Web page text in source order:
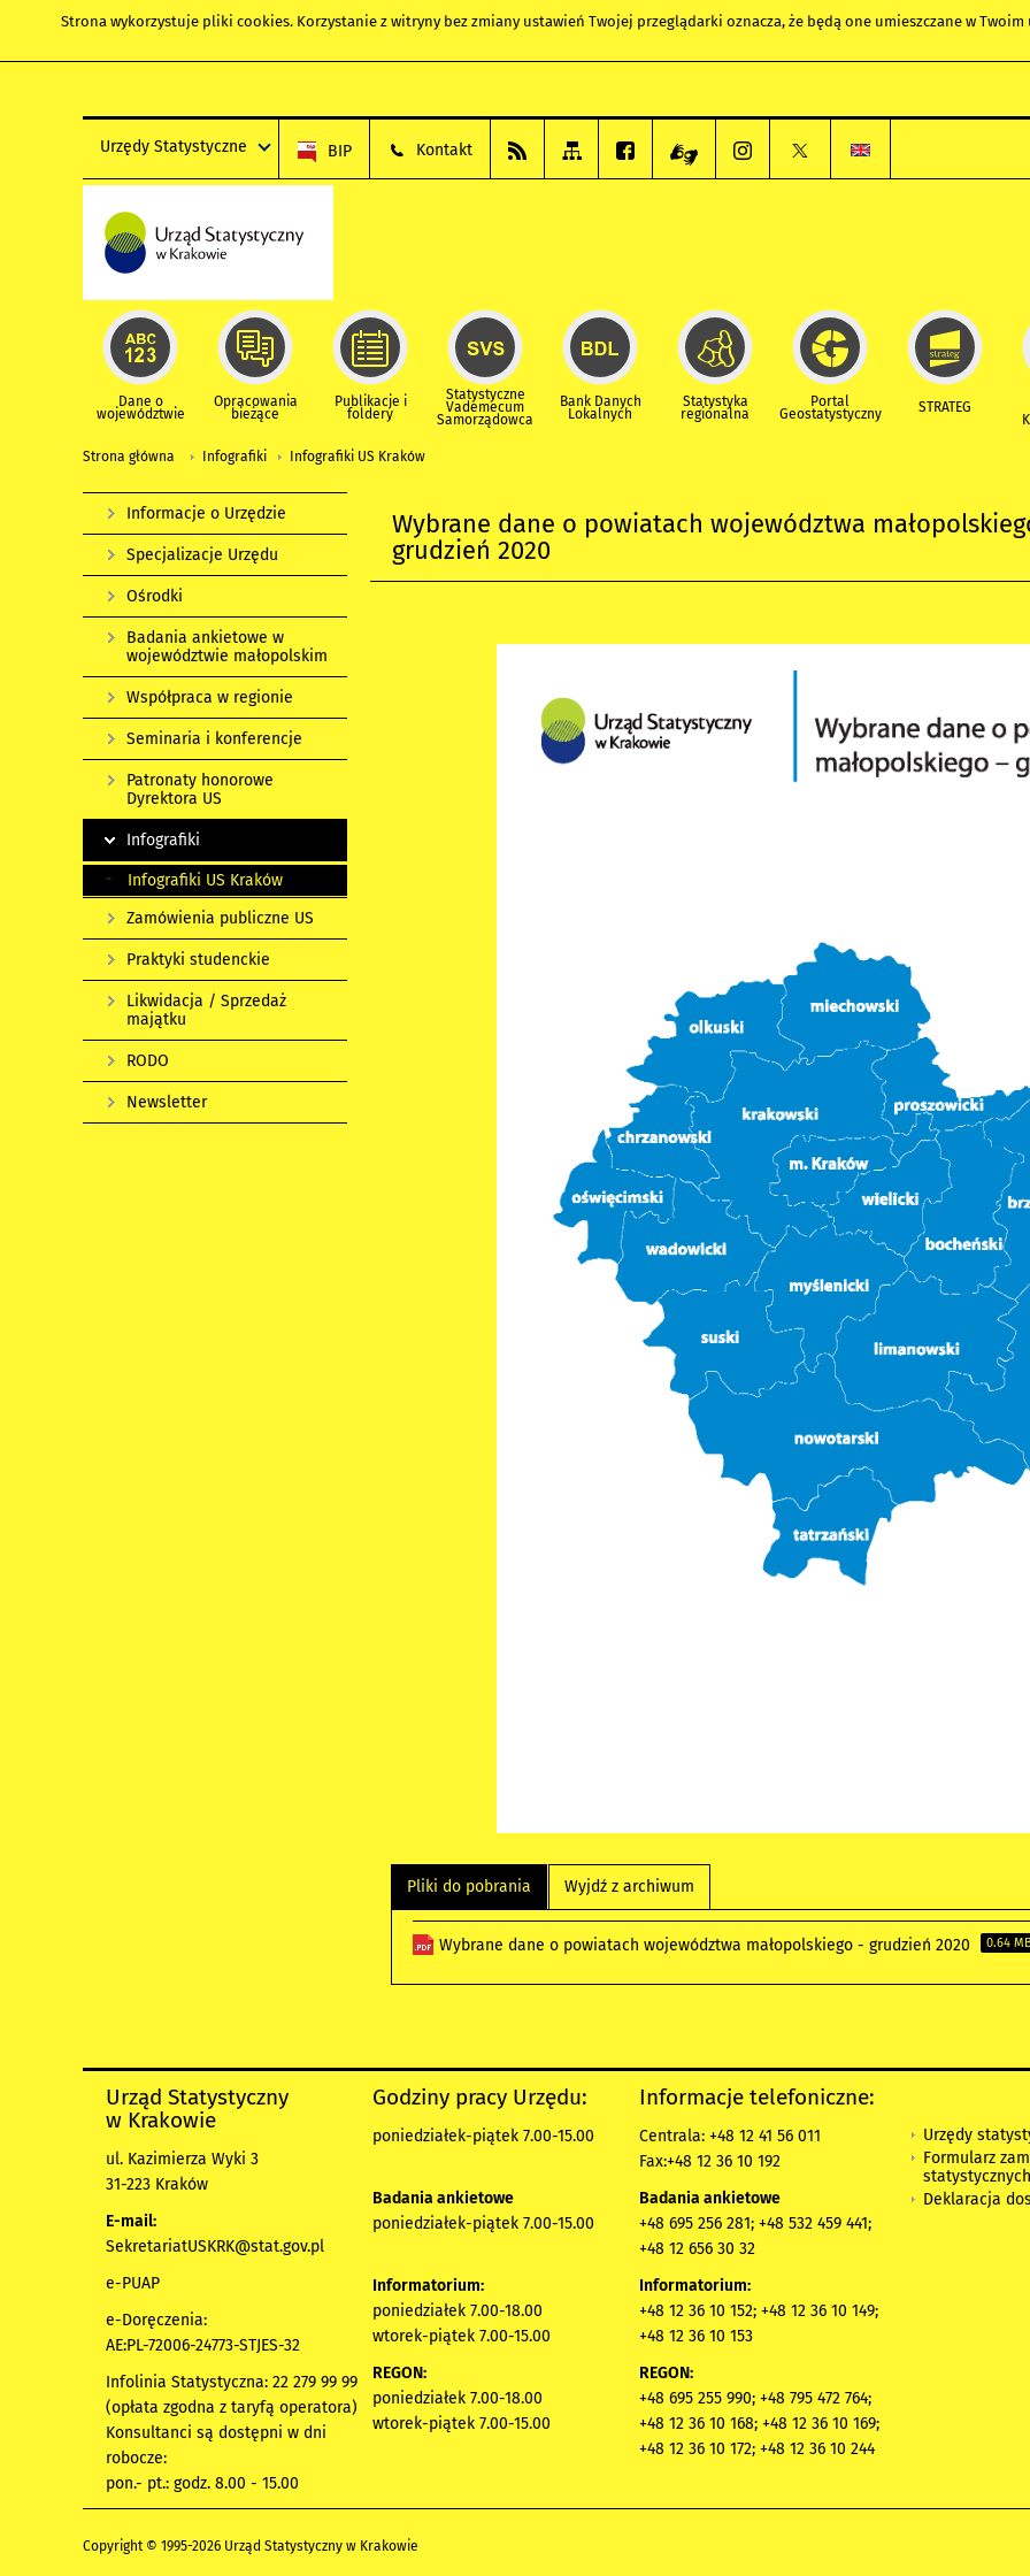
Strona wykorzystuje pliki cookies. Korzystanie z witryny bez zmiany ustawień Twojej przeglądarki oznacza, że będą one umieszczane w
Urzędy Statystyczne BIP Kontakt
Dane o
województwie
Opracowania
bieżące
Publikacje i
foldery
Statystyczne
Vademecum
Samorządowca
Bank Danych
Lokalnych
Statystyka
regionalna
Portal
Geostatystyczny STRATEG
Strona główna Infografiki Infografiki US Kraków
Wybrane dane o powiatach województwa
grudzień 2020
Pliki do pobrania Wyjdź z archiwum
Wybrane dane o powiatach województwa małopolskiego - grudzień 2020 0.64
Informacje o Urzędzie
Specjalizacje Urzędu
Ośrodki
Badania ankietowe w
województwie małopolskim
Współpraca w regionie
Seminaria i konferencje
Patronaty honorowe
Dyrektora US
Infografiki
Infografiki US Kraków
Zamówienia publiczne US
Praktyki studenckie
Likwidacja / Sprzedaż
majątku
RODO
Newsletter
Urząd Statystyczny
w Krakowie
ul. Kazimierza Wyki 3
31-223 Kraków
E-mail:
SekretariatUSKRK@stat.gov.pl
e-PUAP
e-Doręczenia:
AE:PL-72006-24773-STJES-32
Infolinia Statystyczna: 22 279 99 99
(opłata zgodna z taryfą operatora)
Konsultanci są dostępni w dni
robocze:
pon.- pt.: godz. 8.00 - 15.00
Godziny pracy Urzędu:
poniedziałek-piątek 7.00-15.00
Badania ankietowe
poniedziałek-piątek 7.00-15.00
Informatorium:
poniedziałek 7.00-18.00
wtorek-piątek 7.00-15.00
REGON:
poniedziałek 7.00-18.00
wtorek-piątek 7.00-15.00
Informacje telefoniczne:
Centrala: +48 12 41 56 011
Fax:+48 12 36 10 192
Badania ankietowe
+48 695 256 281; +48 532 459 441;
+48 12 656 30 32
Informatorium:
+48 12 36 10 152; +48 12 36 10 149;
+48 12 36 10 153
REGON:
+48 695 255 990; +48 795 472 764;
+48 12 36 10 168; +48 12 36 10 169;
+48 12 36 10 172; +48 12 36 10 244
Urzędy
Formularz
statystycznych
Deklaracja
Copyright © 1995-2026 Urząd Statystyczny w Krakowie